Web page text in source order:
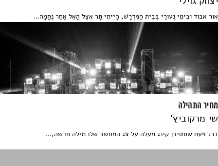
אור אבוד וּבִימֵי נְעוּרַי בְּבֵית הַמִּדְרָשׁ, הָיִיתִי תָּר אֵצֶל הָאֵל אַחַר נֶחָמָה...
מחיר התהילה
שי מרקוביץ'
בכל פעם שסטיבן קינג מעלה על צג המחשב שלו מילה חדשה,...